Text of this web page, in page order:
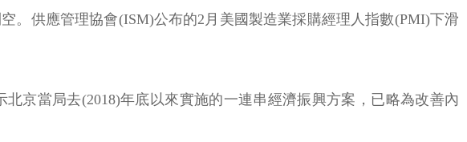
。供應管理協會(ISM)公布的2月美國製造業採購經理人指數(PMI)下滑
京當局去(2018)年底以來實施的一連串經濟振興方案，已略為改善內